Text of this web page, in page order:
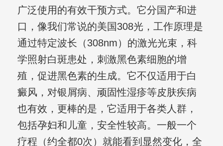
广泛使用的有效干预方式。它分国产和进
口，像我们常说的美国308光，工作原理是
通过特定波长（308nm）的激光光束，科
学照射白斑患处，刺激黑色素细胞的增
殖，促进黑色素的生成。它不仅适用于白
癜风，对银屑病、顽固性湿疹等皮肤疾病
也有效，更棒的是，它适用于各类人群，
包括孕妇和儿童，安全性较高。一般一个
疗程（约全都0次）就能看到显然变化，全